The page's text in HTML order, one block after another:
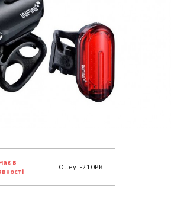
в
Olley I-210PR